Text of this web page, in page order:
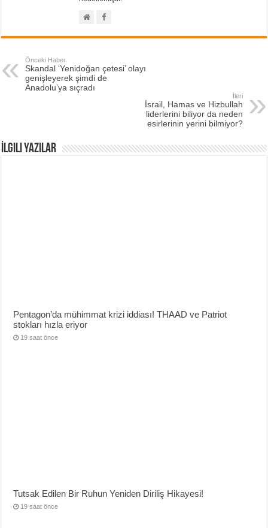
Önceki Haber
Skandal ‘Yenidoğan çetesi’ olayı
genişleyerek şimdi de
Anadolu’ya sıçradı
İleri
İsrail, Hamas ve Hizbullah
liderlerini biliyor da neden
esirlerinin yerini bilmiyor?
İlgili Yazılar
Pentagon’da mühimmat krizi iddiası! THAAD ve Patriot
stokları hızla eriyor
19 saat önce
Tutsak Edilen Bir Ruhun Yeniden Diriliş Hikayesi!
19 saat önce